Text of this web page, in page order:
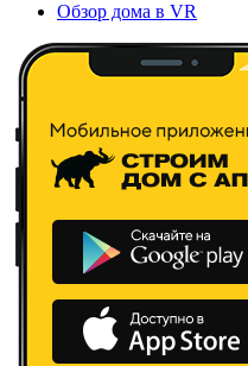
Обзор дома в VR